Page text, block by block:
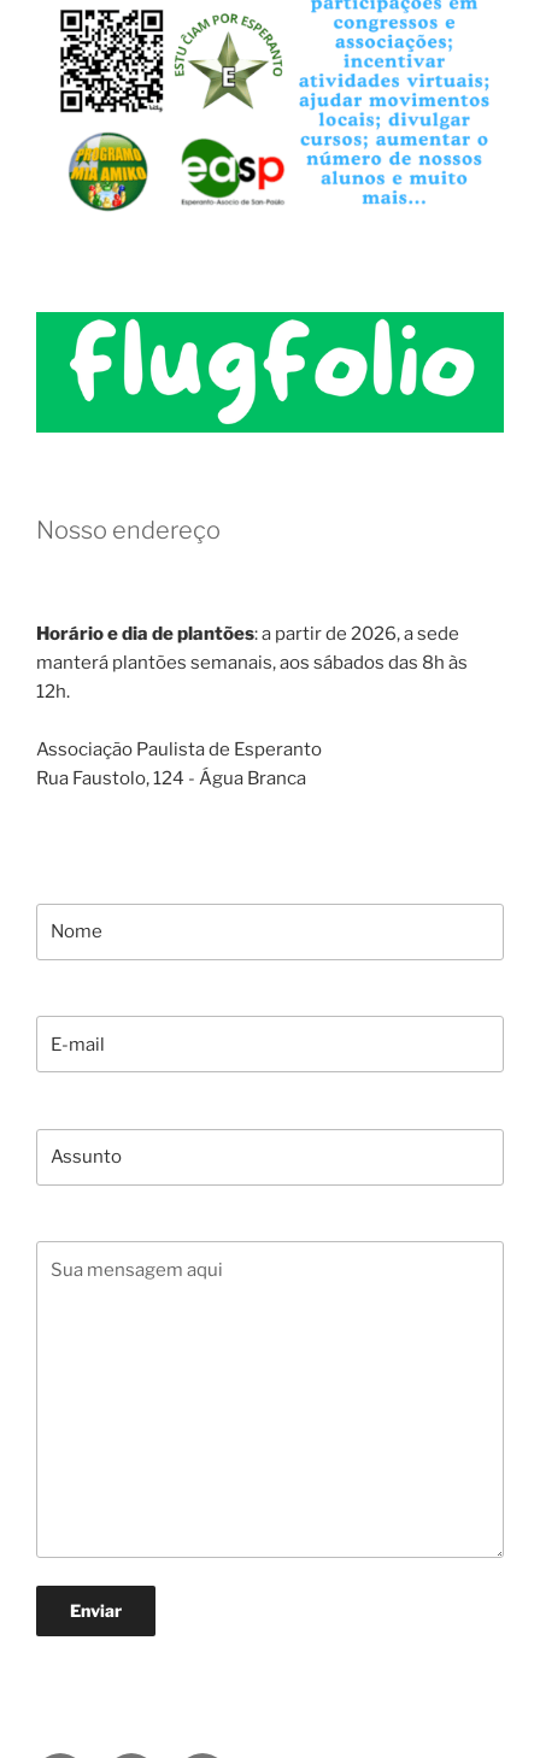
Nosso endereço
Horário e dia de plantões: a partir de 2026, a sede
manterá plantões semanais, aos sábados das 8h às
12h.
Associação Paulista de Esperanto
Rua Faustolo, 124 - Água Branca